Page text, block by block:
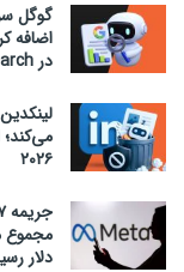
گوگل
اضافه
در AI Search
۲۰۲۶
دلار